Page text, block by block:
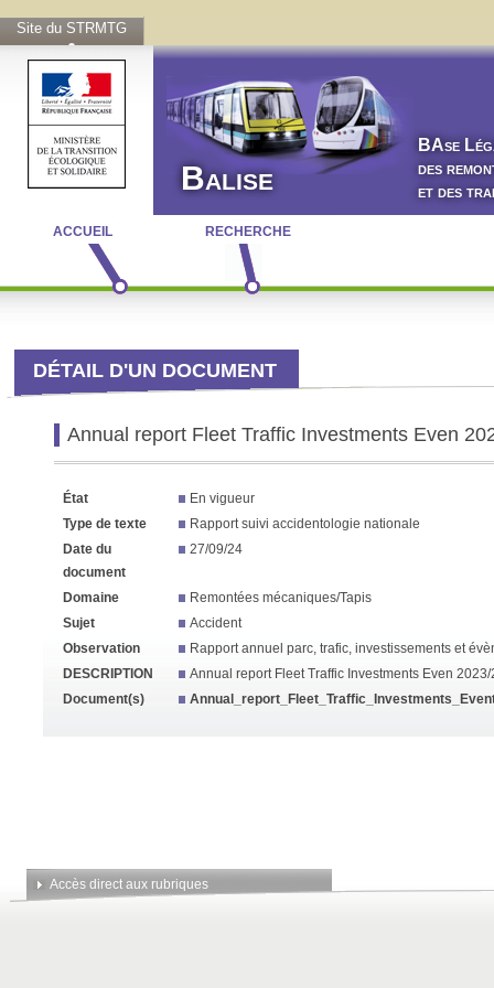
Site du STRMTG
Balise
BAse L
des
et des
ACCUEIL RECHERCHE
DÉTAIL D'UN DOCUMENT
Annual report Fleet Traffic Investments Even
État
En vigueur
Type de texte
Rapport suivi accidentologie nationale
Date du
document
27/09/24
Domaine
Remontées mécaniques/Tapis
Sujet
Accident
Observation
Rapport annuel parc, trafic, investissements et
DESCRIPTION
Annual report Fleet Traffic Investments Even
Document(s)
Accès direct aux rubriques